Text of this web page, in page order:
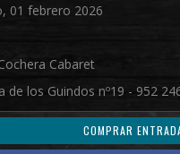
01 febrero 2026
Cabaret
de los Guindos nº19 - 952
COMPRAR